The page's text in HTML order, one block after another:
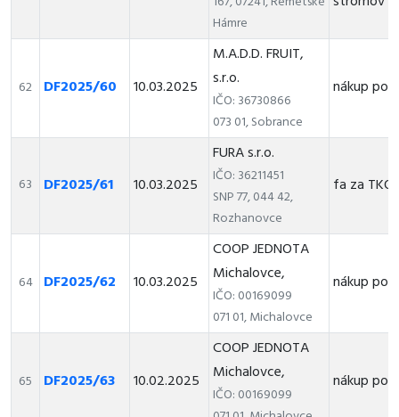
Hámre
62 DF2025/60 10.03.2025
M.A.D.D. FRUIT,
s.r.o.
IČO: 36730866
073 01, Sobrance
nákup
63 DF2025/61 10.03.2025
FURA s.r.o.
IČO: 36211451
SNP 77, 044 42,
Rozhanovce
fa za TKO
64 DF2025/62 10.03.2025
COOP JEDNOTA
Michalovce,
IČO: 00169099
071 01, Michalovce
nákup
65 DF2025/63 10.02.2025
COOP JEDNOTA
Michalovce,
IČO: 00169099
nákup